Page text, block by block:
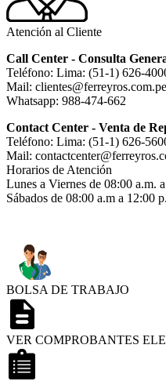
Atención al Cliente
Call Center - Consulta
Teléfono: Lima: (51-1) 626-
Mail: clientes@ferreyros.com.pe
Whatsapp: 988-474-662
Contact Center - Venta de
Teléfono: Lima: (51-1) 626-
Mail:
Horarios de Atención
Lunes a Viernes de 08:00 a.m.
Sábados de 08:00 a.m a 12:00
BOLSA DE TRABAJO
VER COMPROBANTES